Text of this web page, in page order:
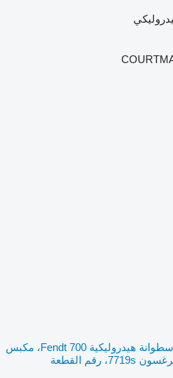
أسطوانة هيدروليكية Fendt 700، مكبس
أسطوانة الرفع في جرار ماسي فيرغسون 7719s، رقم القطعة